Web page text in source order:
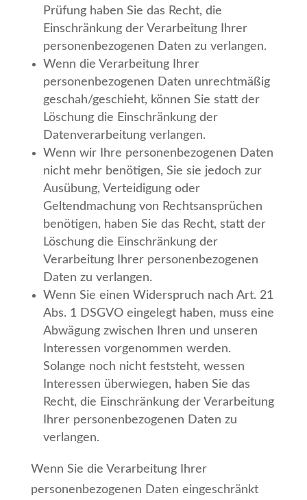
Prüfung haben Sie das Recht, die
Einschränkung der Verarbeitung Ihrer
personenbezogenen Daten zu verlangen.
Wenn die Verarbeitung Ihrer
personenbezogenen Daten unrechtmäßig
geschah/geschieht, können Sie statt der
Löschung die Einschränkung der
Datenverarbeitung verlangen.
Wenn wir Ihre personenbezogenen Daten
nicht mehr benötigen, Sie sie jedoch zur
Ausübung, Verteidigung oder
Geltendmachung von Rechtsansprüchen
benötigen, haben Sie das Recht, statt der
Löschung die Einschränkung der
Verarbeitung Ihrer personenbezogenen
Daten zu verlangen.
Wenn Sie einen Widerspruch nach Art. 21
Abs. 1 DSGVO eingelegt haben, muss eine
Abwägung zwischen Ihren und unseren
Interessen vorgenommen werden.
Solange noch nicht feststeht, wessen
Interessen überwiegen, haben Sie das
Recht, die Einschränkung der Verarbeitung
Ihrer personenbezogenen Daten zu
verlangen.
Wenn Sie die Verarbeitung Ihrer
personenbezogenen Daten eingeschränkt